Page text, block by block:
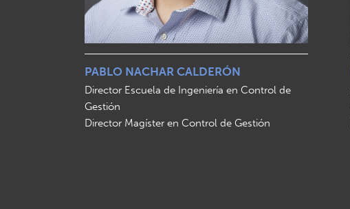
PABLO NACHAR CALDERÓN
Director Escuela de Ingeniería en Control de
Gestión
Director Magíster en Control de Gestión